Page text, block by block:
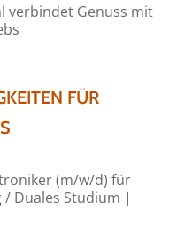
verbindet Genuss mit
FÜR
(m/w/d) für
Duales Studium |